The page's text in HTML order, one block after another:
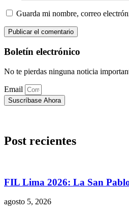
Guarda mi nombre, correo
Boletín electrónico
No te pierdas ninguna noticia
Email
Suscríbase Ahora
Post recientes
FIL Lima 2026: La San
agosto 5, 2026